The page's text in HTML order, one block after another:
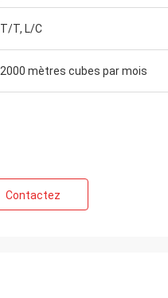
T/T, L/C
2000 mètres cubes par mois
Contactez